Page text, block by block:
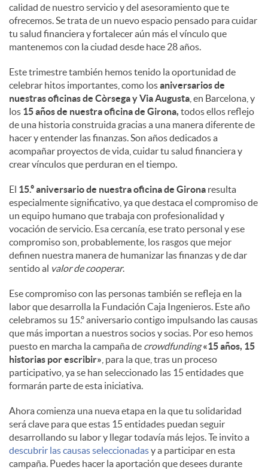
calidad de nuestro servicio y del asesoramiento que te
ofrecemos. Se trata de un nuevo espacio pensado para cuidar
tu salud financiera y fortalecer aún más el vínculo que
mantenemos con la ciudad desde hace 28 años.
Este trimestre también hemos tenido la oportunidad de
celebrar hitos importantes, como losaniversarios de
nuestras oficinas de Còrsega y Via Augusta , en Barcelona, y
los 15 años de nuestra oficina de Girona, todos ellos reflejo
de una historia construida gracias a una manera diferente de
hacer y entender las finanzas. Son años dedicados a
acompañar proyectos de vida, cuidar tu salud financiera y
crear vínculos que perduran en el tiempo.
El 15.º aniversario de nuestra oficina de Girona resulta
especialmente significativo, ya que destaca el compromiso de
un equipo humano que trabaja con profesionalidad y
vocación de servicio. Esa cercanía, ese trato personal y ese
compromiso son, probablemente, los rasgos que mejor
definen nuestra manera de humanizar las finanzas y de dar
sentido al valor de cooperar.
Ese compromiso con las personas también se refleja en la
labor que desarrolla la Fundación Caja Ingenieros. Este año
celebramos su 15.º aniversario contigo impulsando las causas
que más importan a nuestros socios y socias. Por eso hemos
puesto en marcha la campaña de crowdfunding «15 años, 15
historias por escribir» , para la que, tras un proceso
participativo, ya se han seleccionado las 15 entidades que
formarán parte de esta iniciativa.
Ahora comienza una nueva etapa en la que tu solidaridad
será clave para que estas 15 entidades puedan seguir
desarrollando su labor y llegar todavía más lejos. Te invito a
descubrir las causas seleccionadasy a participar en esta
campaña. Puedes hacer la aportación que desees durante